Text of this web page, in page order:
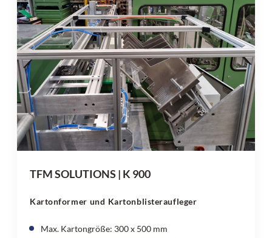
TFM SOLUTIONS | K 900
Kartonformer und Kartonblisteraufleger
Max. Kartongröße: 300 x 500 mm